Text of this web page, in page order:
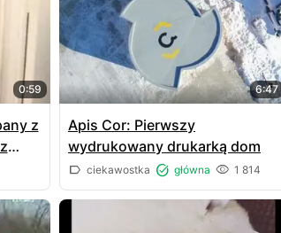
0:59
z
6:47
Apis Cor: Pierwszy
wydrukowany drukarką dom
ciekawostka główna 1 814